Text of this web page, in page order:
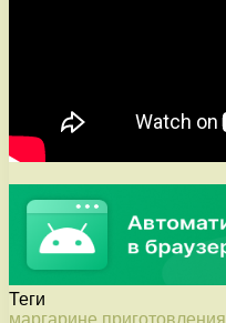
Теги
маргарине приготовления